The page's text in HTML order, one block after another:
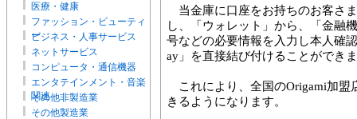
医療・健康
ファッション・ビューティ
ー
ビジネス・人事サービス
ネットサービス
コンピュータ・通信機器
エンタテインメント・音楽
関連
その他非製造業
その他製造業
当金庫に口座をお持ちのお客さ
し、「ウォレット」から、「金融
号などの必要情報を入力し本人確
ay」を直接結び付けることができ
これにより、全国のOrigami加盟
きるようになります。